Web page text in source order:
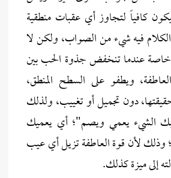
كافياً لتجاوز أي عقبات منطقية
فيه شيء من الصواب، ولكن لا
عندما تنخفض جذوة الحب بين
ويطفو على السطح المنطق،
دون تجميل أو تغييب، ولذلك
الشيء يعمي ويصم"؛ أي يعميك
لأن قوة العاطفة تزيل أي عيب
إلى ميزة كذلك.